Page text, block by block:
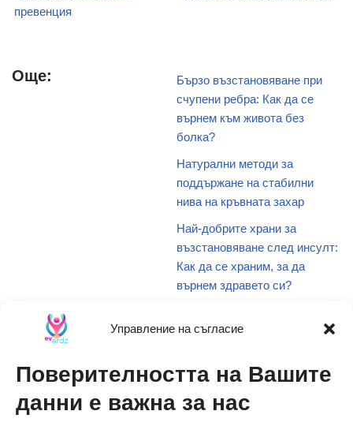
Управление на съгласие
Поверителността на Вашите
данни е важна за нас
превенция
Още:
Бързо възстановяване при
счупени ребра: Как да се
върнем към живота без
болка?
Натурални методи за
поддържане на стабилни
нива на кръвната захар
Най-добрите храни за
възстановяване след инсулт:
Как да се храним, за да
върнем здравето си?
мазнините и защо са опасни
Наситените мазнини: Какво
трябва да знаете и защо е
важно за здравето ви?